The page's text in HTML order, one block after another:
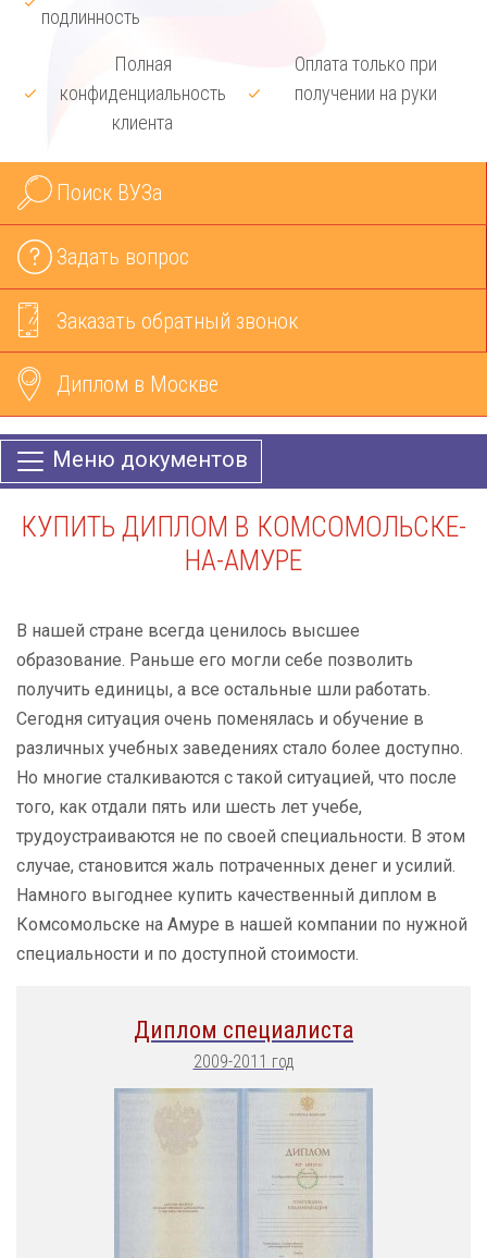
подлинность
Полная
конфиденциальность
клиента
Оплата только при
получении на руки
Поиск ВУЗа
Задать вопрос
Заказать обратный звонок
Диплом в Москве
Меню документов
КУПИТЬ ДИПЛОМ В КОМСОМОЛЬСКЕ-
НА-АМУРЕ
В нашей стране всегда ценилось высшее
образование. Раньше его могли себе позволить
получить единицы, а все остальные шли работать.
Сегодня ситуация очень поменялась и обучение в
различных учебных заведениях стало более доступно.
Но многие сталкиваются с такой ситуацией, что после
того, как отдали пять или шесть лет учебе,
трудоустраиваются не по своей специальности. В этом
случае, становится жаль потраченных денег и усилий.
Намного выгоднее купить качественный диплом в
Комсомольске на Амуре в нашей компании по нужной
специальности и по доступной стоимости.
Диплом специалиста
2009-2011 год